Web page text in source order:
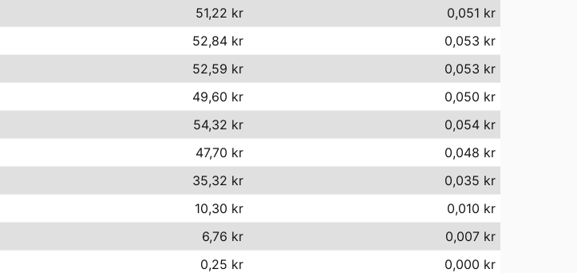
51,22 kr
0,051 kr
52,84 kr
0,053 kr
52,59 kr
0,053 kr
49,60 kr
0,050 kr
54,32 kr
0,054 kr
47,70 kr
0,048 kr
35,32 kr
0,035 kr
10,30 kr
0,010 kr
6,76 kr
0,007 kr
0,25 kr
0,000 kr